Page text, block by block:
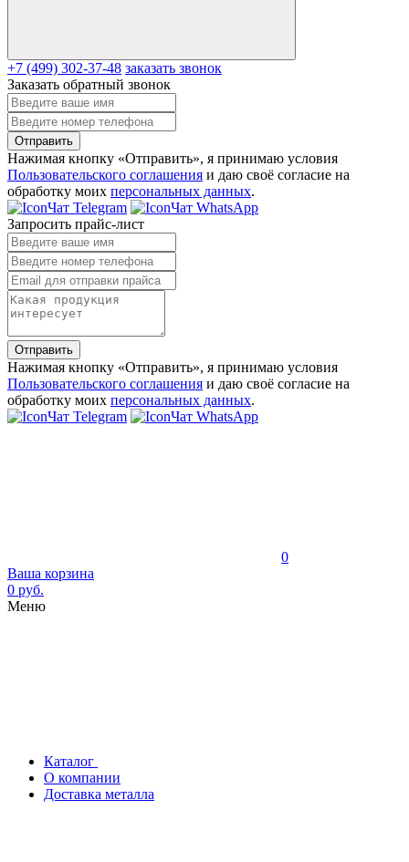
+7 (499) 302-37-48 заказать звонок
Заказать обратный звонок
Отправить
Нажимая кнопку «Отправить», я принимаю условия
Пользовательского соглашения и даю своё согласие на
обработку моих персональных данных.
Чат Telegram
Чат WhatsApp
Запросить прайс-лист
Отправить
Нажимая кнопку «Отправить», я принимаю условия
Пользовательского соглашения и даю своё согласие на
обработку моих персональных данных.
Чат Telegram
Чат WhatsApp
0
Ваша корзина
0 руб.
Меню
Каталог
О компании
Доставка металла